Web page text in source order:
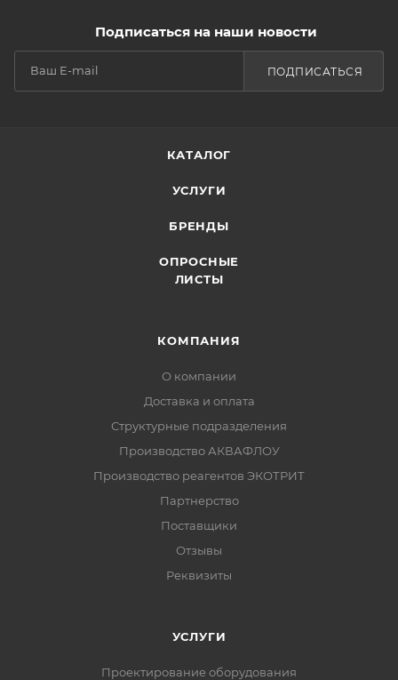
Подписаться на наши новости
ПОДПИСАТЬСЯ
КАТАЛОГ
УСЛУГИ
БРЕНДЫ
ОПРОСНЫЕ
ЛИСТЫ
КОМПАНИЯ
О компании
Доставка и оплата
Структурные подразделения
Производство АКВАФЛОУ
Производство реагентов ЭКОТРИТ
Партнерство
Поставщики
Отзывы
Реквизиты
УСЛУГИ
Проектирование оборудования